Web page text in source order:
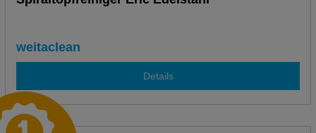
weitaclean
Details